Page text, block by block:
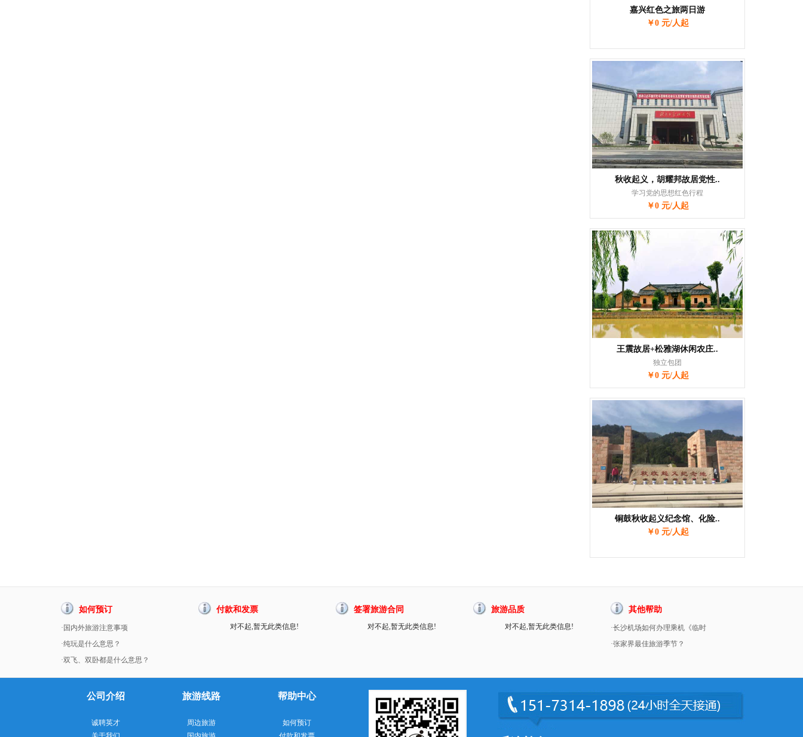
嘉兴红色之旅两日游
￥0 元/人起
秋收起义，胡耀邦故居党性..
学习党的思想红色行程
￥0 元/人起
王震故居+松雅湖休闲农庄..
独立包团
￥0 元/人起
铜鼓秋收起义纪念馆、化险..
￥0 元/人起
如何预订
·国内外旅游注意事项
·纯玩是什么意思？
·双飞、双卧都是什么意思？
付款和发票
对不起,暂无此类信息!
签署旅游合同
对不起,暂无此类信息!
旅游品质
对不起,暂无此类信息!
其他帮助
·长沙机场如何办理乘机《临时
·张家界最佳旅游季节？
公司介绍
诚聘英才
旅游线路
周边旅游
帮助中心
如何预订